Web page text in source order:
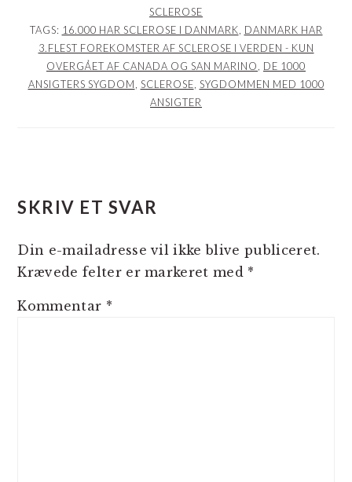
SCLEROSE
TAGS: 16.000 HAR SCLEROSE I DANMARK DANMARK HAR
3.FLEST FOREKOMSTER AF SCLEROSE I VERDEN - KUN
OVERGÅET AF CANADA OG SAN MARINO
DE 1000
ANSIGTERS SYGDOM
SCLEROSE SYGDOMMEN MED 1000
ANSIGTER
SKRIV ET SVAR
Din e-mailadresse vil ikke blive publiceret.
Krævede felter er markeret med *
Kommentar *